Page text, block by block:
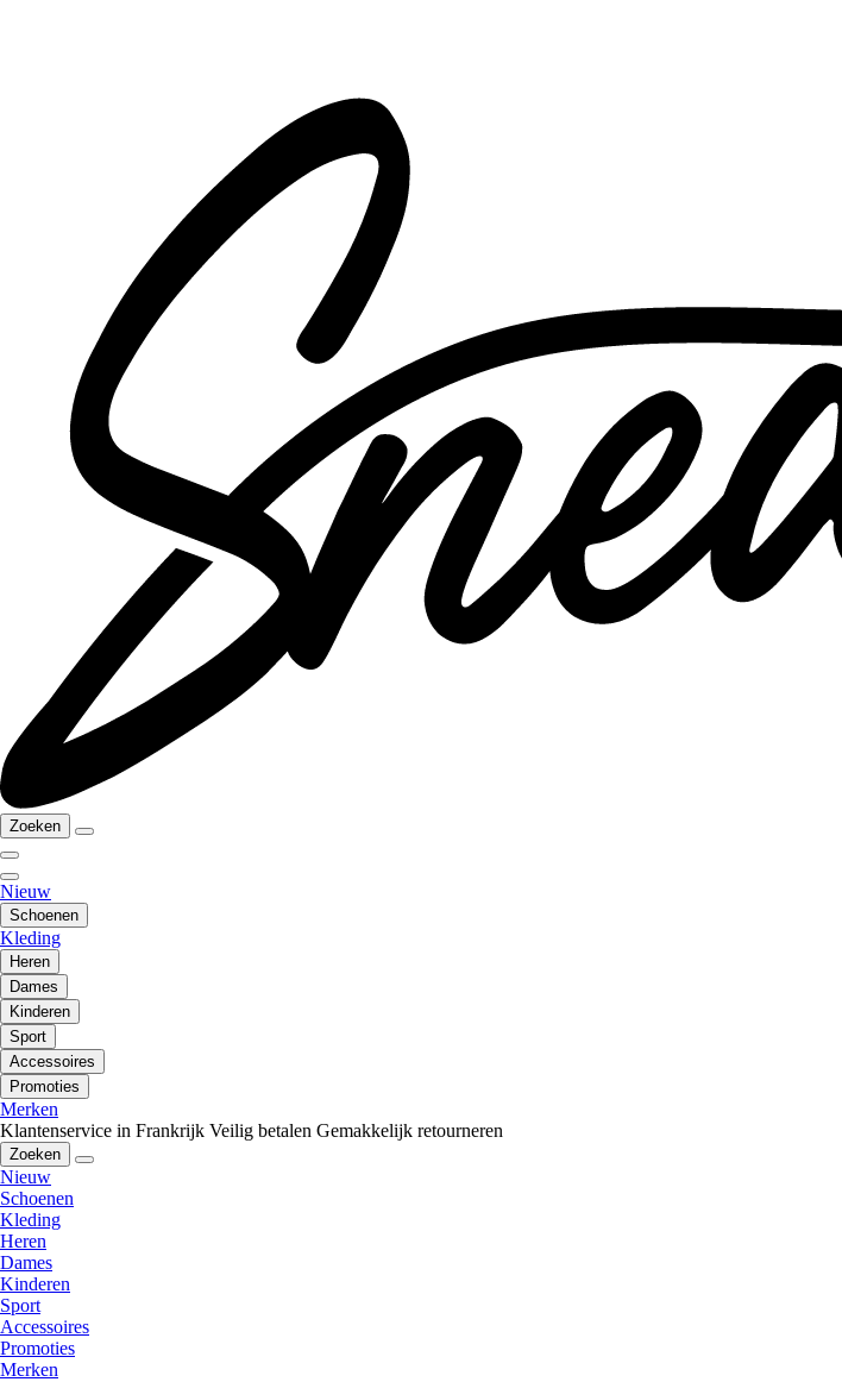
Zoeken
Nieuw
Schoenen
Kleding
Heren
Dames
Kinderen
Sport
Accessoires
Promoties
Merken
Klantenservice in Frankrijk Veilig betalen Gemakkelijk retourneren
Zoeken
Nieuw
Schoenen
Kleding
Heren
Dames
Kinderen
Sport
Accessoires
Promoties
Merken